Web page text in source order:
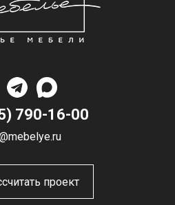
790-16-00
проект